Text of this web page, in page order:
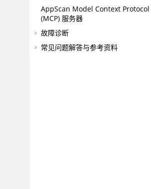
AppScan Model Context Protocol
(MCP) 服务器
故障诊断
常见问题解答与参考资料